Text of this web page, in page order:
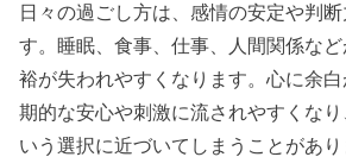
日々の過ごし方は、感情の安定や判
す。睡眠、食事、仕事、人間関係な
裕が失われやすくなります。心に余
期的な安心や刺激に流されやすくな
いう選択に近づいてしまうことがあり